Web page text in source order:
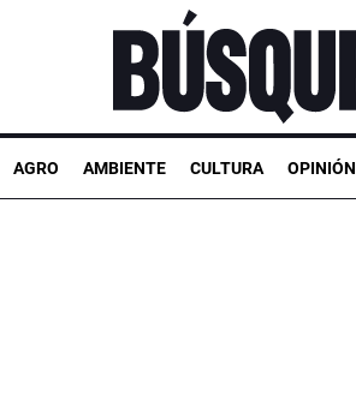
AGRO AMBIENTE CULTURA OPINIÓN